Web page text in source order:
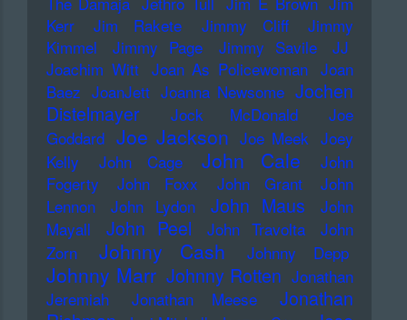
Kerr
Jim Rakete Jimmy Cliff
Jimmy
Kimmel
Jimmy Page Jimmy Savile
JJ
Joachim Witt Joan As Policewoman Joan
Baez JoanJett Joanna Newsome Jochen
Distelmayer
Jock McDonald
Joe
Goddard Joe Jackson Joe Meek Joey
Kelly
John Cage John Cale
John
Fogerty
John Foxx John Grant
John
Lennon
John Lydon John Maus
John
Mayall
John Peel John Travolta
John
Zorn
Johnny Cash Johnny Depp
Johnny Marr Johnny Rotten Jonathan
Jeremiah
Jonathan Meese
Jonathan